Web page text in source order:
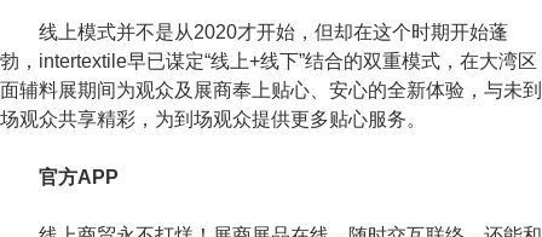
线上模式并不是从2020才开始，但却在这个时期开始蓬
勃，intertextile早已谋定“线上+线下”结合的双重模式，在大湾区
面辅料展期间为观众及展商奉上贴心、安心的全新体验，与未到
场观众共享精彩，为到场观众提供更多贴心服务。
官方APP